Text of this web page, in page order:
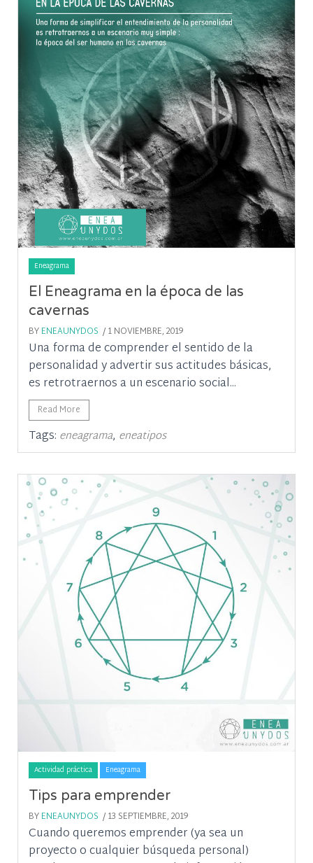
Eneagrama
El Eneagrama en la época de las
cavernas
BYENEAUNYDOS / 1 NOVIEMBRE, 2019
Una forma de comprender el sentido de la
personalidad y advertir sus actitudes básicas,
es retrotraernos a un escenario social...
Read More
Tags: eneagrama, eneatipos
Actividad práctica Eneagrama
Tips para emprender
BYENEAUNYDOS / 13 SEPTIEMBRE, 2019
Cuando queremos emprender (ya sea un
proyecto o cualquier búsqueda personal)